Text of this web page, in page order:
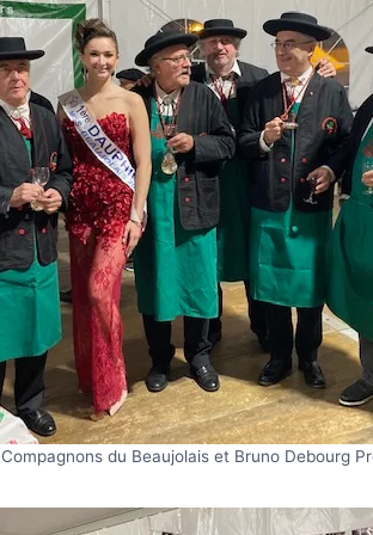
du Beaujolais et Bruno Debourg